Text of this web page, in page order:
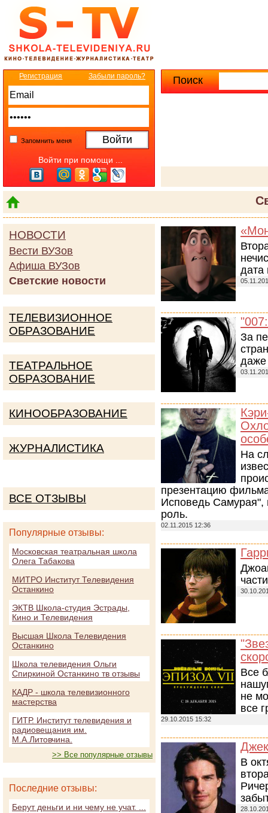
Поиск
Регистрация Забыли пароль?
Запомнить меня
Войти при помощи ...
дата
За
даже
На
презентацию
Исповедь Самурая",
роль.
02.11.2015 12:36
Все
не
все
29.10.2015 15:32
В
НОВОСТИ
Вести ВУЗов
Афиша ВУЗов
Светские новости
ТЕЛЕВИЗИОННОЕ
ОБРАЗОВАНИЕ
ТЕАТРАЛЬНОЕ
ОБРАЗОВАНИЕ
КИНООБРАЗОВАНИЕ
ЖУРНАЛИСТИКА
ВСЕ ОТЗЫВЫ
Популярные отзывы:
Московская театральная школа
Олега Табакова
МИТРО Институт Телевидения
Останкино
ЭКТВ Школа-студия Эстрады,
Кино и Телевидения
Высшая Школа Телевидения
Останкино
Школа телевидения Ольги
Спиркиной Останкино тв отзывы
КАДР - школа телевизионного
мастерства
ГИТР. Институт телевидения и
радиовещания им.
М.А.Литовчина.
>> Все популярные отзывы
Последние отзывы:
Берут деньги и ни чему не учат. ...